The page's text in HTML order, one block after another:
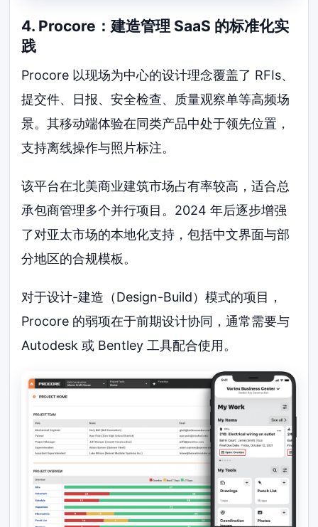
4. Procore：建造管理 SaaS 的标准化实
践
Procore 以现场为中心的设计理念覆盖了 RFIs、
提交件、日报、安全检查、质量观察单等高频场
景。其移动端体验在同类产品中处于领先位置，
支持离线操作与照片标注。
该平台在北美商业建筑市场占有率较高，适合总
承包商管理多个并行项目。2024 年后逐步增强
了对亚太市场的本地化支持，包括中文界面与部
分地区的合规模板。
对于设计-建造（Design-Build）模式的项目，
Procore 的弱项在于前期设计协同，通常需要与
Autodesk 或 Bentley 工具配合使用。